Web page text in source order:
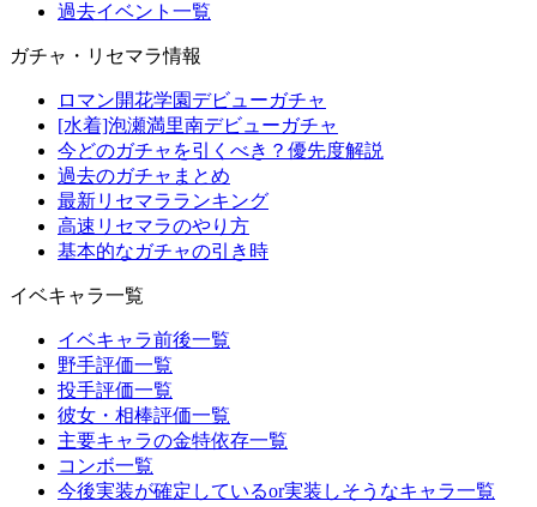
過去イベント一覧
ガチャ・リセマラ情報
ロマン開花学園デビューガチャ
[水着]泡瀬満里南デビューガチャ
今どのガチャを引くべき？優先度解説
過去のガチャまとめ
最新リセマラランキング
高速リセマラのやり方
基本的なガチャの引き時
イベキャラ一覧
イベキャラ前後一覧
野手評価一覧
投手評価一覧
彼女・相棒評価一覧
主要キャラの金特依存一覧
コンボ一覧
今後実装が確定しているor実装しそうなキャラ一覧